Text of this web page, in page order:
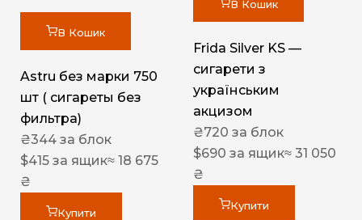
В Кошик
Astru без марки 750
шт ( сигареты без
фильтра)
₴344 за блок
$415 за ящик≈ 18 675
₴
Купити
В Кошик
Frida Silver KS —
сигарети з
українським
акцизом
₴720 за блок
$690 за ящик≈ 31 050
₴
Купити